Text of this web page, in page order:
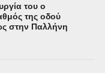
του ο
της οδού
στην Παλλήνη